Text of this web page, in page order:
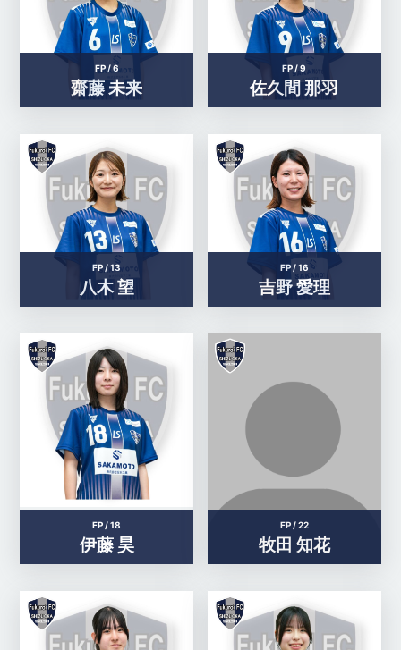
FP /6
齋藤 未来
FP /9
佐久間 那羽
FP /13
八木 望
FP /16
吉野 愛理
FP /18
伊藤 昊
FP /22
牧田 知花